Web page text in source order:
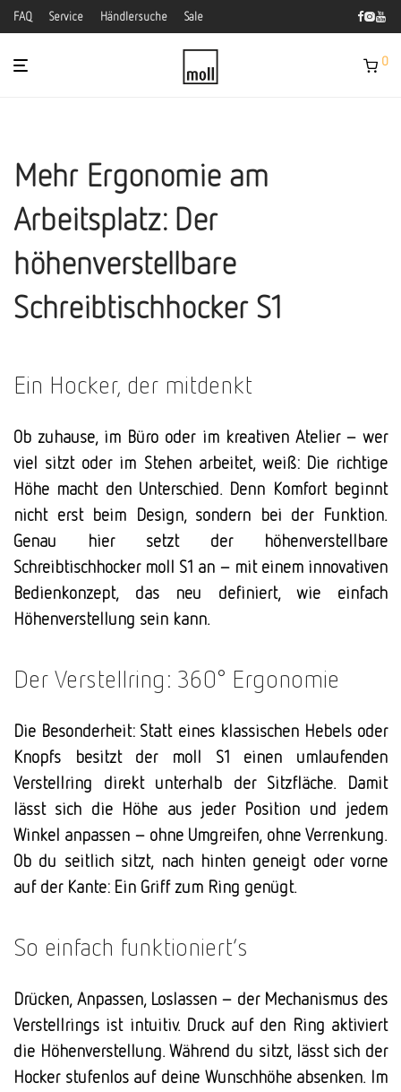
FAQ Service Händlersuche Sale
0
Mehr Ergonomie am
Arbeitsplatz: Der
höhenverstellbare
Schreibtischhocker S1
Ein Hocker, der mitdenkt
Ob zuhause, im Büro oder im kreativen Atelier – wer
viel sitzt oder im Stehen arbeitet, weiß: Die richtige
Höhe macht den Unterschied. Denn Komfort beginnt
nicht erst beim Design, sondern bei der Funktion.
Genau hier setzt der höhenverstellbare
Schreibtischhocker moll S1 an – mit einem innovativen
Bedienkonzept, das neu definiert, wie einfach
Höhenverstellung sein kann.
Der Verstellring: 360° Ergonomie
Die Besonderheit: Statt eines klassischen Hebels oder
Knopfs besitzt der moll S1 einen umlaufenden
Verstellring direkt unterhalb der Sitzfläche. Damit
lässt sich die Höhe aus jeder Position und jedem
Winkel anpassen – ohne Umgreifen, ohne Verrenkung.
Ob du seitlich sitzt, nach hinten geneigt oder vorne
auf der Kante: Ein Griff zum Ring genügt.
So einfach funktioniert’s
Drücken, Anpassen, Loslassen – der Mechanismus des
Verstellrings ist intuitiv. Druck auf den Ring aktiviert
die Höhenverstellung.Während du sitzt, lässt sich der
Hocker stufenlos auf deine Wunschhöhe absenken. Im